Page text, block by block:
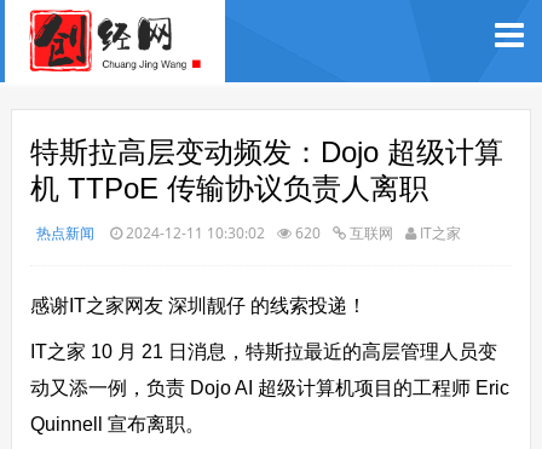
特斯拉高层变动频发：Dojo 超级计算
机 TTPoE 传输协议负责人离职
热点新闻 2024-12-11 10:30:02 620 互联网 IT之家
感谢IT之家网友 深圳靓仔 的线索投递！
IT之家 10 月 21 日消息，特斯拉最近的高层管理人员变
动又添一例，负责 Dojo AI 超级计算机项目的工程师 Eric
Quinnell 宣布离职。